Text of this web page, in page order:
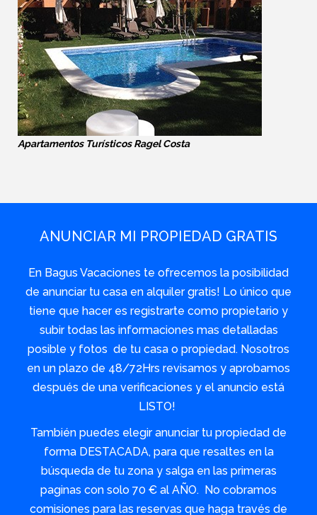
Apartamentos Turísticos Ragel Costa
ANUNCIAR MI PROPIEDAD GRATIS
En Bagus Vacaciones te ofrecemos la posibilidad
de anunciar tu casa en alquiler gratis! Lo único que
tiene que hacer es registrarte como propietario y
subir todas las informaciones mas detalladas
posible y fotos de tu casa o propiedad. Nosotros
en un plazo de 48/72Hrs revisamos y aprobamos
después de una verificaciones y el anuncio está
LISTO!
También puedes elegir anunciar tu propiedad de
forma DESTACADA, para que resaltes en la
búsqueda de tu zona y salga en las primeras
paginas con solo 70 € al AÑO. No cobramos
comisiones para las reservas que haga través de